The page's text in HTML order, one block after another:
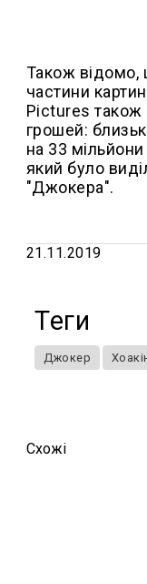
Також відомо,
частини
Pictures також
грошей:
на 33
який було
"Джокера".
21.11.2019
Теги
Джокер
Схожi